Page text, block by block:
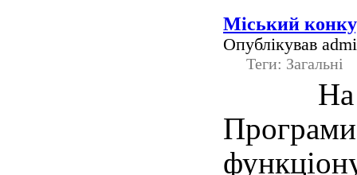
Міський
Опублікував
Теги: Загальні